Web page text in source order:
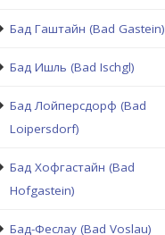
Бад Гаштайн (Bad Gastein)
Бад Ишль (Bad Ischgl)
Бад Лойперсдорф (Bad
Loipersdorf)
Бад Хофгастайн (Bad
Hofgastein)
Бад-Феслау (Bad Voslau)